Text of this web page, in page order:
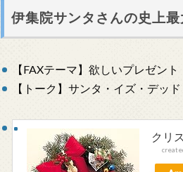
伊集院サンタさんの史上
【FAXテーマ】欲しいプレゼント
【トーク】サンタ・イズ・デッド
クリ